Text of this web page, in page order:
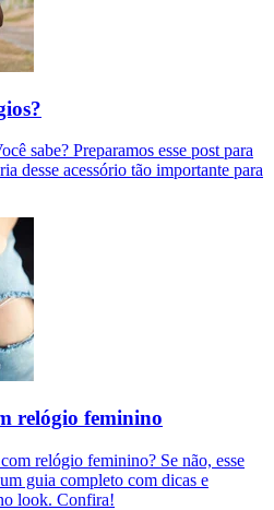
sabe? Preparamos esse post para
desse acessório tão importante para
relógio feminino
relógio feminino? Se não, esse
guia completo com dicas e
look. Confira!